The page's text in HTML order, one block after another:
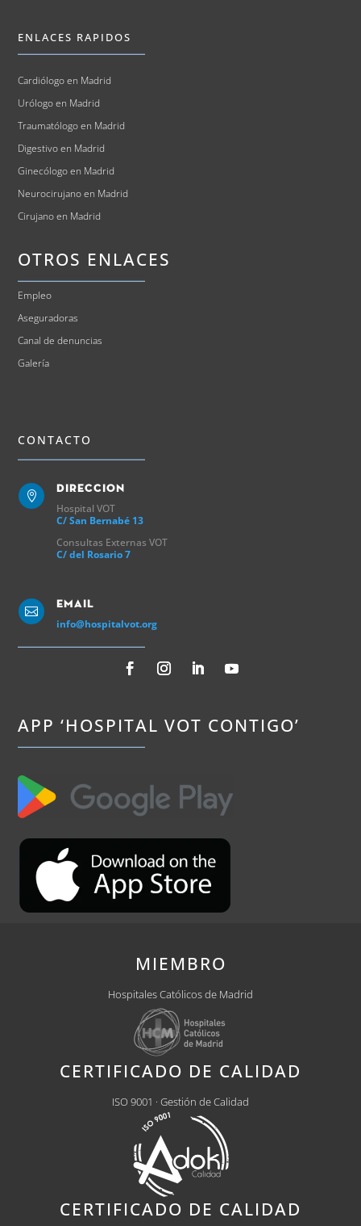
ENLACES RAPIDOS
Cardiólogo en Madrid
Urólogo en Madrid
Traumatólogo en Madrid
Digestivo en Madrid
Ginecólogo en Madrid
Neurocirujano en Madrid
Cirujano en Madrid
OTROS ENLACES
Empleo
Aseguradoras
Canal de denuncias
Galería
CONTACTO

Direccion
Hospital VOT
C/ San Bernabé 13
Consultas Externas VOT
C/ del Rosario 7

Email
info@hospitalvot.org
APP ‘HOSPITAL VOT CONTIGO’
MIEMBRO
Hospitales Católicos de Madrid
CERTIFICADO DE CALIDAD
ISO 9001 · Gestión de Calidad
CERTIFICADO DE CALIDAD